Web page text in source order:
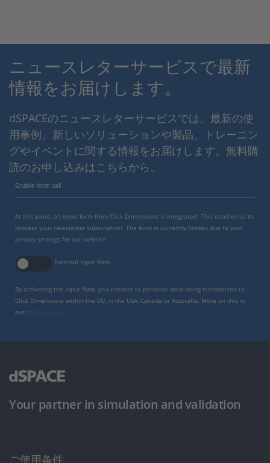
ニュースレターサービスで最新
情報をお届けします。
dSPACEのニュースレターサービスでは、最新の使
用事例、新しいソリューションや製品、トレーニン
グやイベントに関する情報をお届けします。無料購
読のお申し込みはこちらから。
Enable form call
At this point, an input form from Click Dimensions is integrated. This enables us to
process your newsletter subscription. The form is currently hidden due to your
privacy settings for our website.
External input form
By activating the input form, you consent to personal data being transmitted to
Click Dimensions within the EU, in the USA, Canada or Australia. More on this in
our
Your partner in simulation and validation
ご使用条件